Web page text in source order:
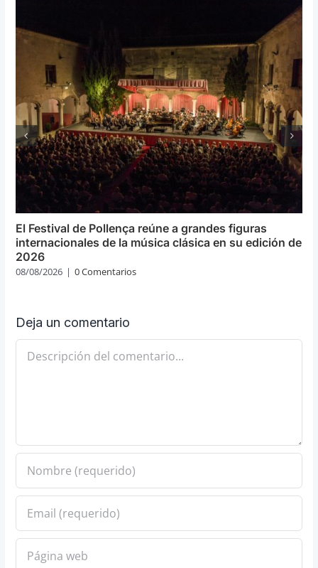
El Festival de Pollença reúne a grandes figuras
internacionales de la música clásica en su edición de
2026
08/08/2026 | 0 Comentarios
Deja un comentario
Comentario